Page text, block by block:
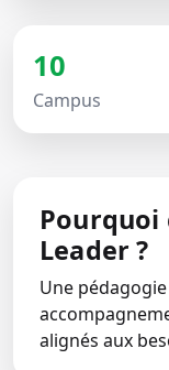
10
Campus
Pourquoi
Leader ?
Une
alignés aux